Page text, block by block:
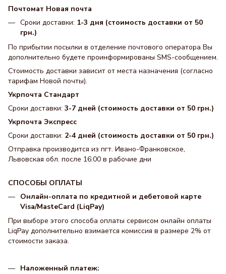
Почтомат Новая почта
Сроки доставки: 1-3 дня (стоимость доставки от 50
грн.)
По прибытии посылки в отделение почтового оператора Вы
дополнительно будете проинформированы SMS-сообщением.
Стоимость доставки зависит от места назначения (согласно
тарифам Новой почты).
Укрпочта Стандарт
Сроки доставки: 3-7 дней (стоимость доставки от 50 грн.)
Укрпочта Экспресс
Сроки доставки: 2-4 дней (стоимость доставки от 50 грн.)
Отправка производится из пгт. Ивано-Франковское,
Львовская обл. после 16:00 в рабочие дни
СПОСОБЫ ОПЛАТЫ
Онлайн-оплата по кредитной и дебетовой карте
Visa/MasteCard (LiqPay)
При выборе этого способа оплаты сервисом онлайн оплаты
LiqPay дополнительно взимается комиссия в размере 2% от
стоимости заказа.
Наложенный платеж: